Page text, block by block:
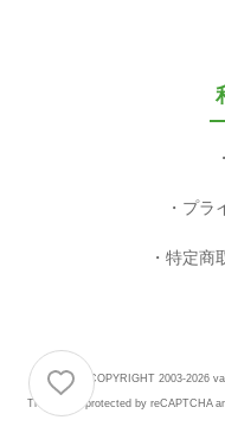
プラ
特定商
COPYRIGHT 2003-2026
This site is protected by reCAPTCHA